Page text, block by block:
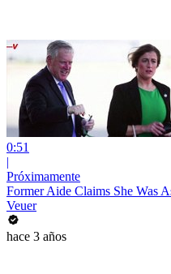
0:51
|
Próximamente
Former Aide Claims She Was
Veuer
hace 3 años